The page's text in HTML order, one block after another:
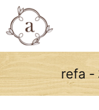
refa -